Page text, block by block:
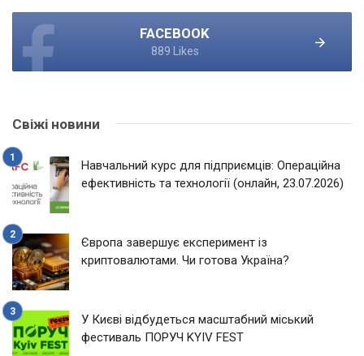
FACEBOOK
889 Likes
Свіжі новини
Навчальний курс для підприємців: Операційна
ефективність та технології (онлайн, 23.07.2026)
Європа завершує експеримент із
криптовалютами. Чи готова Україна?
У Києві відбудеться масштабний міський
фестиваль ПОРУЧ KYIV FEST